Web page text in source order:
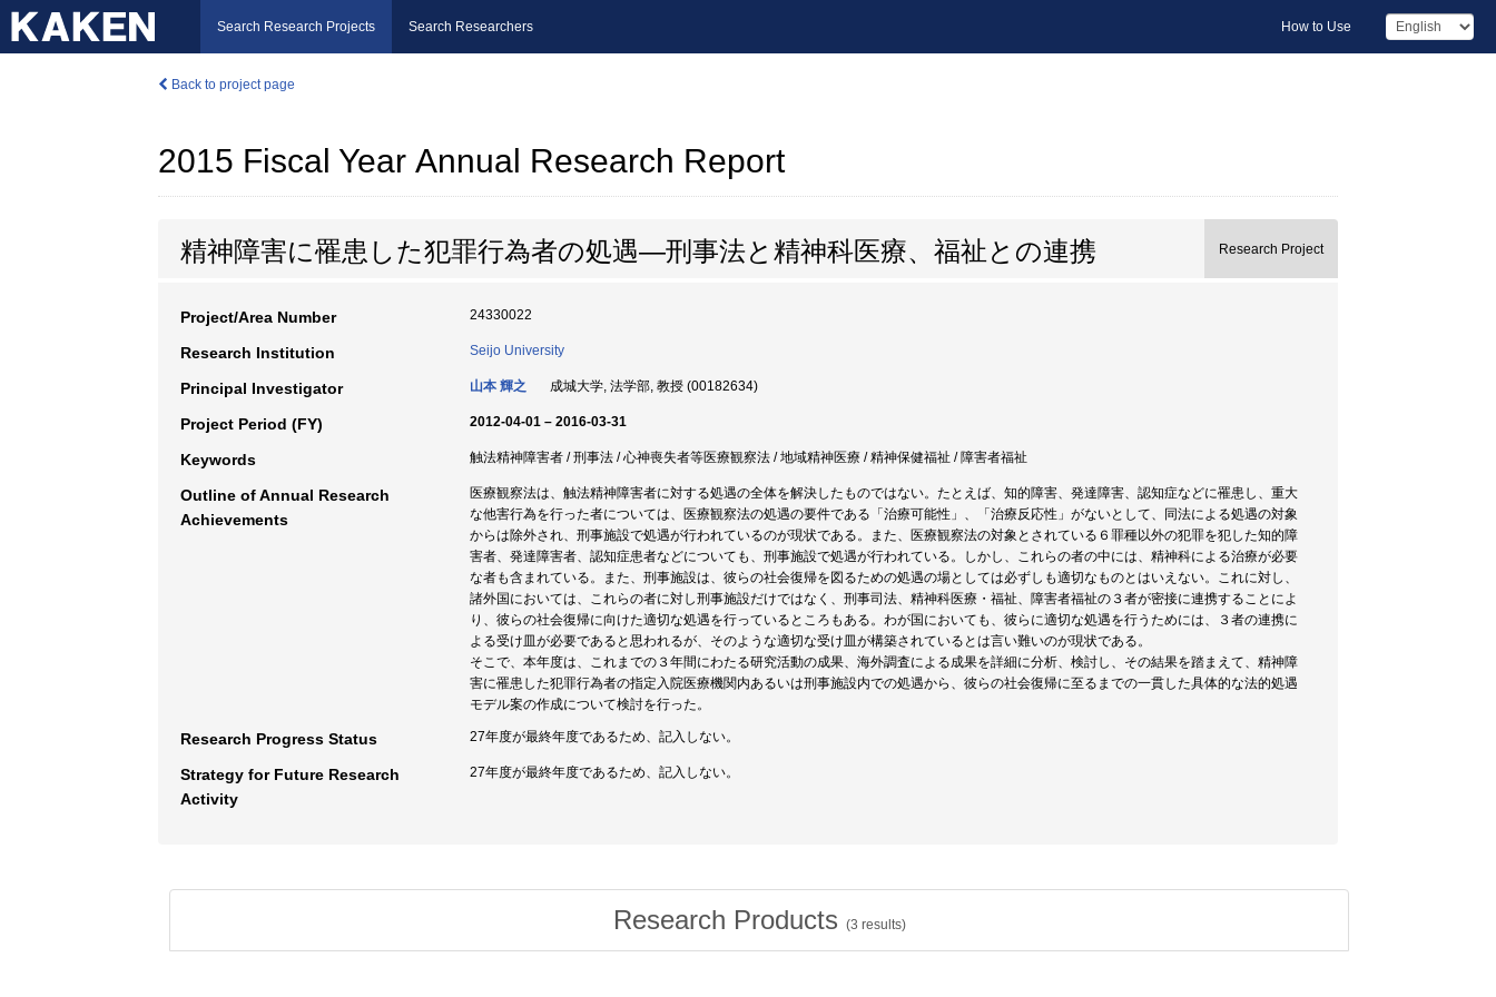
Search Research Projects Search Researchers How to Use
Back to project page
2015 Fiscal Year Annual Research Report
精神障害に罹患した犯罪行為者の処遇―刑事法と精神科医療、福祉との連携 Research Project
Project/Area Number 24330022
Research Institution Seijo University
Principal Investigator 山本 輝之 成城大学, 法学部, 教授 (00182634)
Project Period (FY) 2012-04-01 – 2016-03-31
Keywords 触法精神障害者 / 刑事法 / 心神喪失者等医療観察法 / 地域精神医療 / 精神保健福祉 / 障害者福祉
Outline of Annual Research
Achievements
医療観察法は、触法精神障害者に対する処遇の全体を解決したものではない。たとえば、知的障害、発達障害、認知症などに罹患し、重大
な他害行為を行った者については、医療観察法の処遇の要件である「治療可能性」、「治療反応性」がないとして、同法による処遇の対象
からは除外され、刑事施設で処遇が行われているのが現状である。また、医療観察法の対象とされている６罪種以外の犯罪を犯した知的障
害者、発達障害者、認知症患者などについても、刑事施設で処遇が行われている。しかし、これらの者の中には、精神科による治療が必要
な者も含まれている。また、刑事施設は、彼らの社会復帰を図るための処遇の場としては必ずしも適切なものとはいえない。これに対し、
諸外国においては、これらの者に対し刑事施設だけではなく、刑事司法、精神科医療・福祉、障害者福祉の３者が密接に連携することによ
り、彼らの社会復帰に向けた適切な処遇を行っているところもある。わが国においても、彼らに適切な処遇を行うためには、３者の連携に
よる受け皿が必要であると思われるが、そのような適切な受け皿が構築されているとは言い難いのが現状である。
そこで、本年度は、これまでの３年間にわたる研究活動の成果、海外調査による成果を詳細に分析、検討し、その結果を踏まえて、精神障
害に罹患した犯罪行為者の指定入院医療機関内あるいは刑事施設内での処遇から、彼らの社会復帰に至るまでの一貫した具体的な法的処遇
モデル案の作成について検討を行った。
Research Progress Status 27年度が最終年度であるため、記入しない。
Strategy for Future Research
Activity
27年度が最終年度であるため、記入しない。
Research Products (3 results)